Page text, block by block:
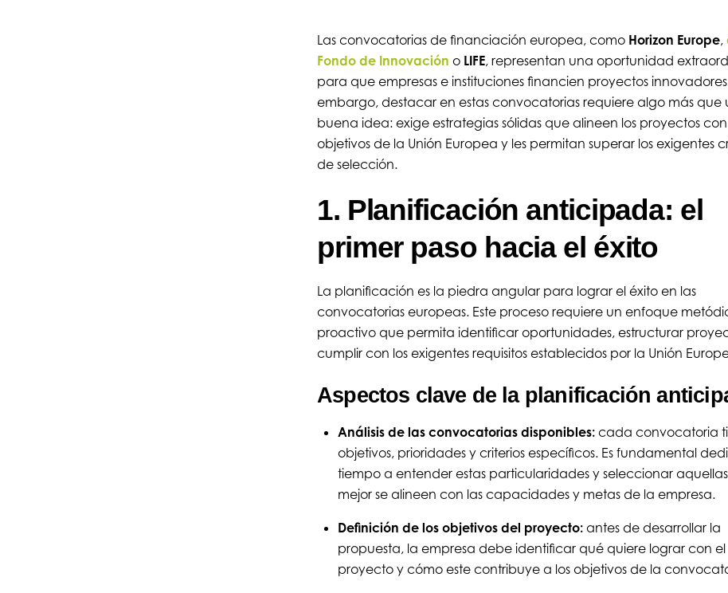
Las convocatorias de financiación europea, como Horizon Europe,
Fondo de Innovación o LIFE, representan una oportunidad
para que empresas e instituciones financien proyectos
embargo, destacar en estas convocatorias requiere algo más que
buena idea: exige estrategias sólidas que alineen los proyectos con
objetivos de la Unión Europea y les permitan superar los exigentes
de selección.
1. Planificación anticipada: el
primer paso hacia el éxito
La planificación es la piedra angular para lograr el éxito en las
convocatorias europeas. Este proceso requiere un enfoque
proactivo que permita identificar oportunidades, estructurar
cumplir con los exigentes requisitos establecidos por la Unión
Aspectos clave de la planificación
Análisis de las convocatorias disponibles:cada convocatoria
objetivos, prioridades y criterios específicos. Es fundamental
tiempo a entender estas particularidades y seleccionar
mejor se alineen con las capacidades y metas de la empresa.
Definición de los objetivos del proyecto:antes de desarrollar la
propuesta, la empresa debe identificar qué quiere lograr con el
proyecto y cómo este contribuye a los objetivos de la